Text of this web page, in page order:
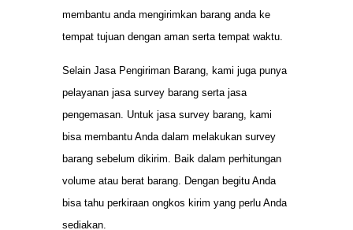
membantu anda mengirimkan barang anda ke
tempat tujuan dengan aman serta tempat waktu.
Selain Jasa Pengiriman Barang, kami juga punya
pelayanan jasa survey barang serta jasa
pengemasan. Untuk jasa survey barang, kami
bisa membantu Anda dalam melakukan survey
barang sebelum dikirim. Baik dalam perhitungan
volume atau berat barang. Dengan begitu Anda
bisa tahu perkiraan ongkos kirim yang perlu Anda
sediakan.